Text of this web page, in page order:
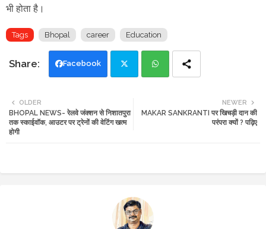
भी होता है।
Tags Bhopal career Education
Facebook
tte ats
NEWER
MAKAR SANKRANTI पर खिचड़ी दान की
परंपरा क्यों ? पढ़िए
OLDER
BHOPAL NEWS- रेलवे जंक्शन से निशातपुरा
तक स्काईवॉक, आउटर पर ट्रेनों की वेटिंग खत्म
होगी